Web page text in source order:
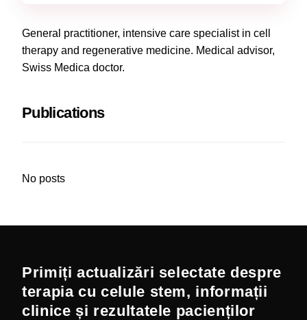
General practitioner, intensive care specialist in cell
therapy and regenerative medicine. Medical advisor,
Swiss Medica doctor.
Publications
No posts
Primiți actualizări selectate despre
terapia cu celule stem, informații
clinice și rezultatele pacienților